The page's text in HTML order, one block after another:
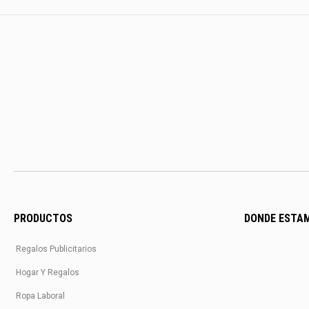
PRODUCTOS
Regalos Publicitarios
Hogar Y Regalos
Ropa Laboral
DONDE